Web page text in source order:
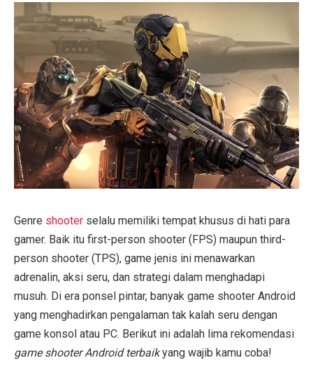
Genre shooter selalu memiliki tempat khusus di hati para
gamer. Baik itu first-person shooter (FPS) maupun third-
person shooter (TPS), game jenis ini menawarkan
adrenalin, aksi seru, dan strategi dalam menghadapi
musuh. Di era ponsel pintar, banyak game shooter Android
yang menghadirkan pengalaman tak kalah seru dengan
game konsol atau PC. Berikut ini adalah lima rekomendasi
game shooter Android terbaikyang wajib kamu coba!